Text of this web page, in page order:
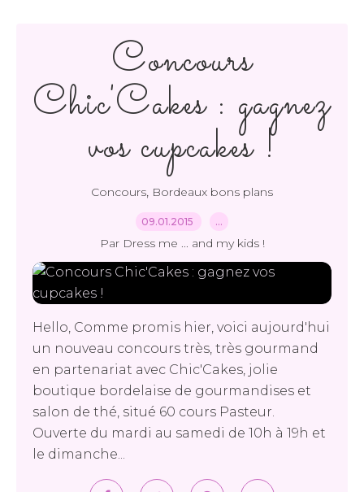
Concours
Chic'Cakes : gagnez
vos cupcakes !
Concours, Bordeaux bons plans
09.01.2015 …
Par Dress me ... and my kids !
Hello, Comme promis hier, voici aujourd'hui
un nouveau concours très, très gourmand
en partenariat avec Chic'Cakes, jolie
boutique bordelaise de gourmandises et
salon de thé, situé 60 cours Pasteur.
Ouverte du mardi au samedi de 10h à 19h et
le dimanche...